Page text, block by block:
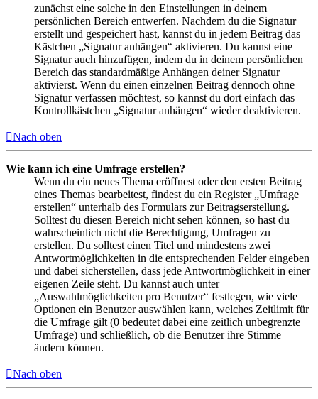
zunächst eine solche in den Einstellungen in deinem
persönlichen Bereich entwerfen. Nachdem du die Signatur
erstellt und gespeichert hast, kannst du in jedem Beitrag das
Kästchen „Signatur anhängen“ aktivieren. Du kannst eine
Signatur auch hinzufügen, indem du in deinem persönlichen
Bereich das standardmäßige Anhängen deiner Signatur
aktivierst. Wenn du einen einzelnen Beitrag dennoch ohne
Signatur verfassen möchtest, so kannst du dort einfach das
Kontrollkästchen „Signatur anhängen“ wieder deaktivieren.
Nach oben
Wie kann ich eine Umfrage erstellen?
Wenn du ein neues Thema eröffnest oder den ersten Beitrag
eines Themas bearbeitest, findest du ein Register „Umfrage
erstellen“ unterhalb des Formulars zur Beitragserstellung.
Solltest du diesen Bereich nicht sehen können, so hast du
wahrscheinlich nicht die Berechtigung, Umfragen zu
erstellen. Du solltest einen Titel und mindestens zwei
Antwortmöglichkeiten in die entsprechenden Felder eingeben
und dabei sicherstellen, dass jede Antwortmöglichkeit in einer
eigenen Zeile steht. Du kannst auch unter
„Auswahlmöglichkeiten pro Benutzer“ festlegen, wie viele
Optionen ein Benutzer auswählen kann, welches Zeitlimit für
die Umfrage gilt (0 bedeutet dabei eine zeitlich unbegrenzte
Umfrage) und schließlich, ob die Benutzer ihre Stimme
ändern können.
Nach oben